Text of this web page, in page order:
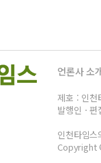
언론사 소
제호 : 인
발행인ㆍ
인천타임
Copyright